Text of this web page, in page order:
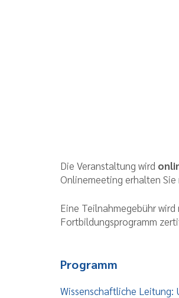
Die Veranstaltung wird
Onlinemeeting erhalten
Eine Teilnahmegebühr
Fortbildungsprogramm
Programm
Wissenschaftliche Leitung: